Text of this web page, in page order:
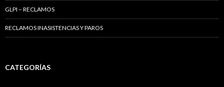
GLPI – RECLAMOS
RECLAMOS INASISTENCIAS Y PAROS
CATEGORÍAS